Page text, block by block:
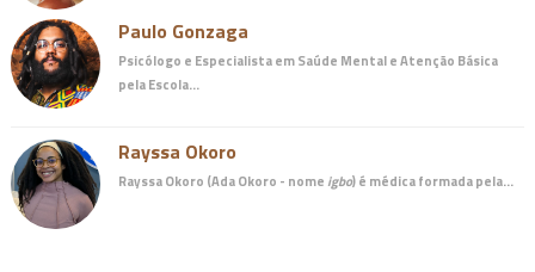
Paulo Gonzaga
Psicólogo e Especialista em Saúde Mental e Atenção Básica
pela Escola…
Rayssa Okoro
Rayssa Okoro (Ada Okoro - nome igbo) é médicaformada pela…